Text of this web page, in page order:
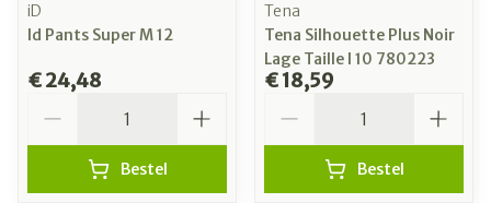
iD
Id Pants Super M 12
€ 24,48
Bestel
Tena
Tena Silhouette Plus Noir
Lage Taille l 10 780223
€ 18,59
Bestel